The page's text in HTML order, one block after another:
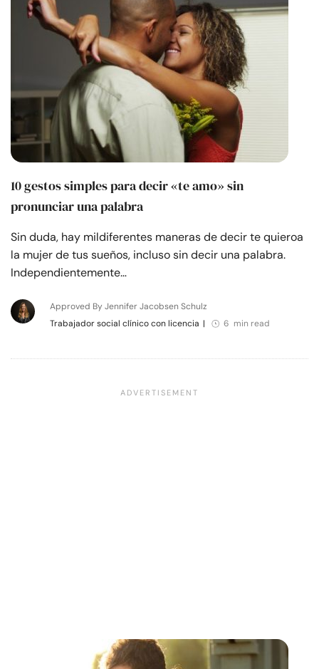
10 gestos simples para decir «te amo» sin
pronunciar una palabra
Sin duda, hay mildiferentes maneras de decir te quieroa
la mujer de tus sueños, incluso sin decir una palabra.
Independientemente…
Approved By Jennifer Jacobsen Schulz
Trabajador social clínico con licencia | 6 min read